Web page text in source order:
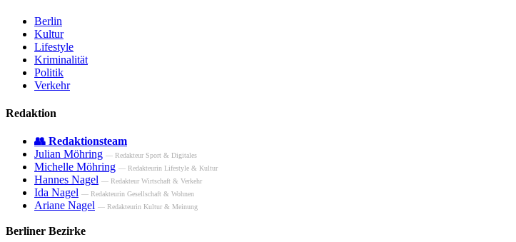
Berlin
Kultur
Lifestyle
Kriminalität
Politik
Verkehr
Redaktion
👥 Redaktionsteam
Julian Möhring — Redakteur Sport & Digitales
Michelle Möhring — Redakteurin Lifestyle & Kultur
Hannes Nagel — Redakteur Wirtschaft & Verkehr
Ida Nagel — Redakteurin Gesellschaft & Wohnen
Ariane Nagel — Redakteurin Kultur & Meinung
Berliner Bezirke